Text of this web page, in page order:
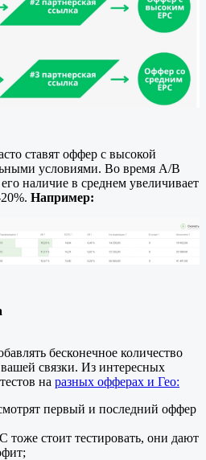
ставят оффер с высокой
условиями. Во время A/B
наличие в среднем увеличивает
Например:
бесконечное количество
связки. Из интересных
на разных офферах и Гео:
первый и последний оффер
тоже стоит тестировать, они дают